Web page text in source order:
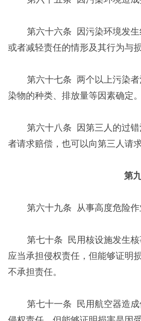
第六十六条 因污染环境发生
或者减轻责任的情形及其行为与
第六十七条 两个以上污染者
染物的种类、排放量等因素确定
第六十八条 因第三人的过错
者请求赔偿，也可以向第三人请
第九
第六十九条 从事高度危险作
第七十条 民用核设施发生核
应当承担侵权责任，但能够证明
不承担责任。
第七十一条 民用航空器造成